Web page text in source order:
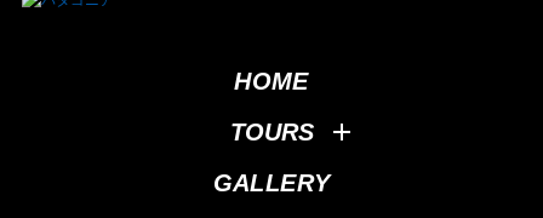
HOME
TOURS
GALLERY